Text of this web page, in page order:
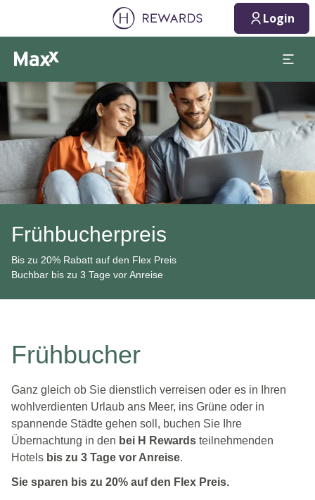
Login
Dia 1 von 1
Frühbucherpreis
Bis zu 20% Rabatt auf den Flex Preis
Buchbar bis zu 3 Tage vor Anreise
Frühbucher
Ganz gleich ob Sie dienstlich verreisen oder es in Ihren
wohlverdienten Urlaub ans Meer, ins Grüne oder in
spannende Städte gehen soll, buchen Sie Ihre
Übernachtung in den bei H Rewards teilnehmenden
Hotels bis zu 3 Tage vor Anreise.
Sie sparen bis zu 20% auf den Flex Preis.